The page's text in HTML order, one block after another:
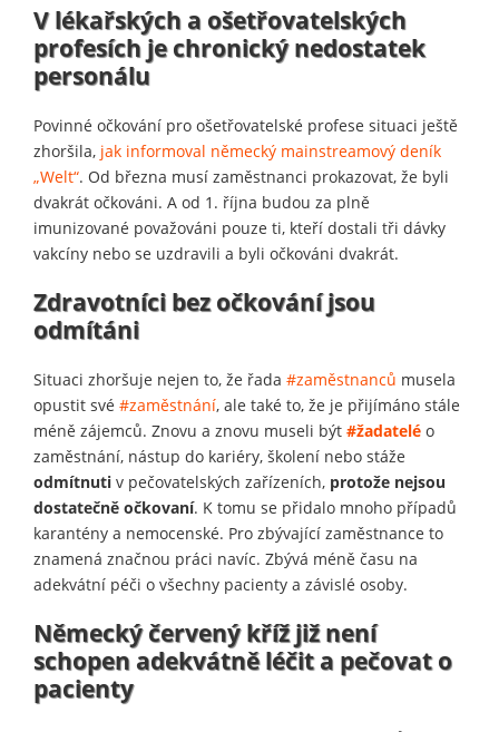
V lékařských a ošetřovatelských
profesích je chronický nedostatek
personálu
Povinné očkování pro ošetřovatelské profese situaci ještě
zhoršila, jak informoval německý mainstreamový deník
„Welt“. Od března musí zaměstnanci prokazovat, že byli
dvakrát očkováni. A od 1. října budou za plně
imunizované považováni pouze ti, kteří dostali tři dávky
vakcíny nebo se uzdravili a byli očkováni dvakrát.
Zdravotníci bez očkování jsou
odmítáni
Situaci zhoršuje nejen to, že řada #zaměstnanců musela
opustit své #zaměstnání, ale také to, že je přijímáno stále
méně zájemců. Znovu a znovu museli být #žadatelé o
zaměstnání, nástup do kariéry, školení nebo stáže
odmítnuti v pečovatelských zařízeních, protože nejsou
dostatečně očkovaní. K tomu se přidalo mnoho případů
karantény a nemocenské. Pro zbývající zaměstnance to
znamená značnou práci navíc. Zbývá méně času na
adekvátní péči o všechny pacienty a závislé osoby.
Německý červený kříž již není
schopen adekvátně léčit a pečovat o
pacienty